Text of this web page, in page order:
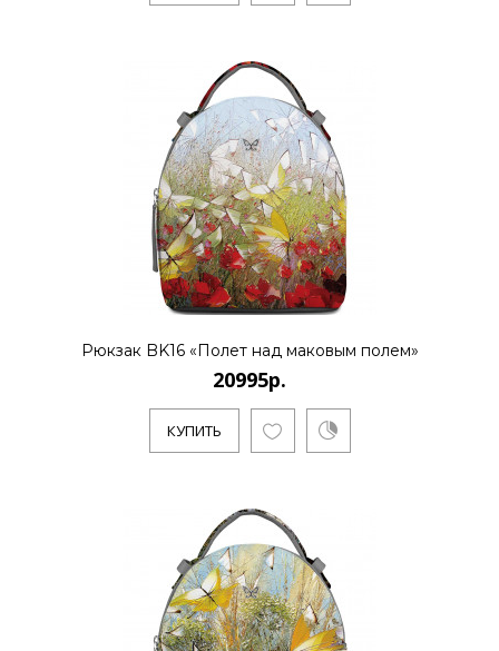
КУПИТЬ
20995р.
Санкт-Петербургский художник и
бизнесмен Алексей Сергиенко работает
КУПИТЬ
Рюкзак BK16 «Полет над маковым полем»
20995р.
КУПИТЬ